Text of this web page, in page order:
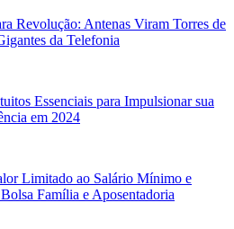
Revolução: Antenas Viram Torres de
da Telefonia
Essenciais para Impulsionar sua
em 2024
Limitado ao Salário Mínimo e
Família e Aposentadoria